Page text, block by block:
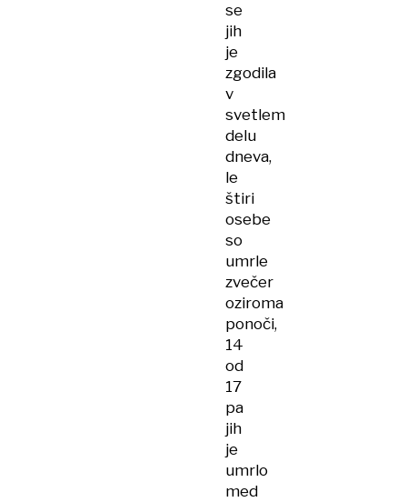
se
jih
je
zgodila
v
svetlem
delu
dneva,
le
štiri
osebe
so
umrle
zvečer
oziroma
ponoči,
14
od
17
pa
jih
je
umrlo
med